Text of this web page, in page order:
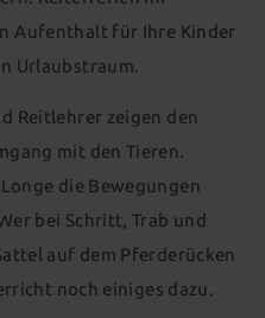
mit Kind
zu Wissen
Wohnen mit Kindern
für die ganze Familie
für Familien
für Kinder
Familiensauna
Beauty
Massagen
& Füße
Aufenthalt für Ihre Kinder
Urlaubstraum.
Reitlehrer zeigen den
mit den Tieren.
die Bewegungen
bei Schritt, Trab und
auf dem Pferderücken
noch einiges dazu.